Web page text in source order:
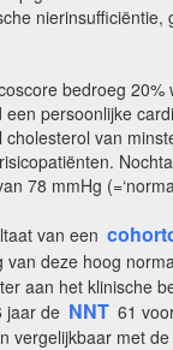
bedroeg
persoonlijke
van
78 mmHg
van een
deze hoog
aan het klinische
jaar de NNT 61
vergelijkbaar met